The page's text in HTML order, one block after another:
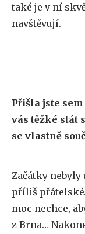
také je v ní
navštěvují.
Přišla jste
vás těžké stát
se vlastně
Začátky
příliš
moc nechce,
z Brna…